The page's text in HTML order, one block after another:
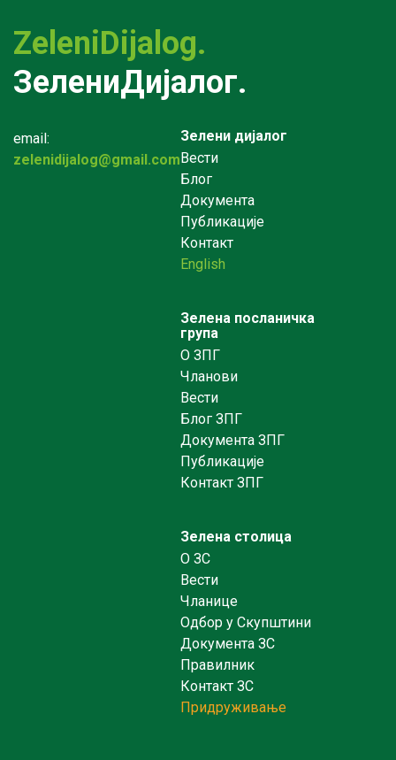
ZeleniDijalog.
ЗелениДијалог.
email:
zelenidijalog@gmail.com
Зелени дијалог
Вести
Блог
Документа
Публикације
Контакт
English
Зелена посланичка
група
О ЗПГ
Чланови
Вести
Блог ЗПГ
Документа ЗПГ
Публикације
Контакт ЗПГ
Зелена столица
O ЗС
Вести
Чланице
Одбор у Скупштини
Документа ЗС
Правилник
Контакт ЗС
Придруживање